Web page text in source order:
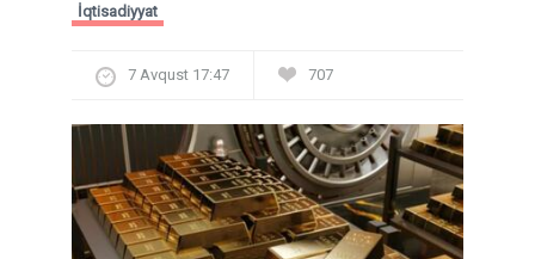
İqtisadiyyat
7 Avqust 17:47 707